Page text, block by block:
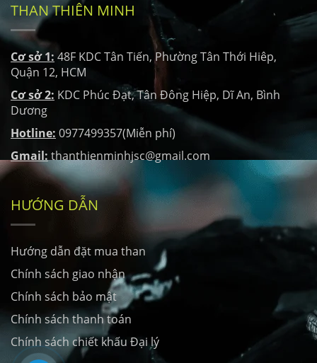
THAN THIÊN MINH
Cơ sở 1: 48F KDC Tân Tiến, Phường Tân Thới Hiêp,
Quận 12, HCM
Cơ sở 2: KDC Phúc Đạt, Tân Đông Hiệp, Dĩ An, Bình
Dương
Hotline: 0977499357(Miễn phí)
Gmail: thanthienminhjsc@gmail.com
HƯỚNG DẪN
Hướng dẫn đặt mua than
Chính sách giao nhận
Chính sách bảo mật
Chính sách thanh toán
Chính sách chiết khấu Đại lý